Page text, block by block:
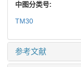
中图分类号:
TM30
参考文献